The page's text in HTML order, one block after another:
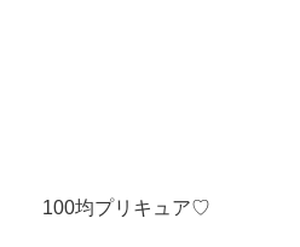
100均プリキュア♡